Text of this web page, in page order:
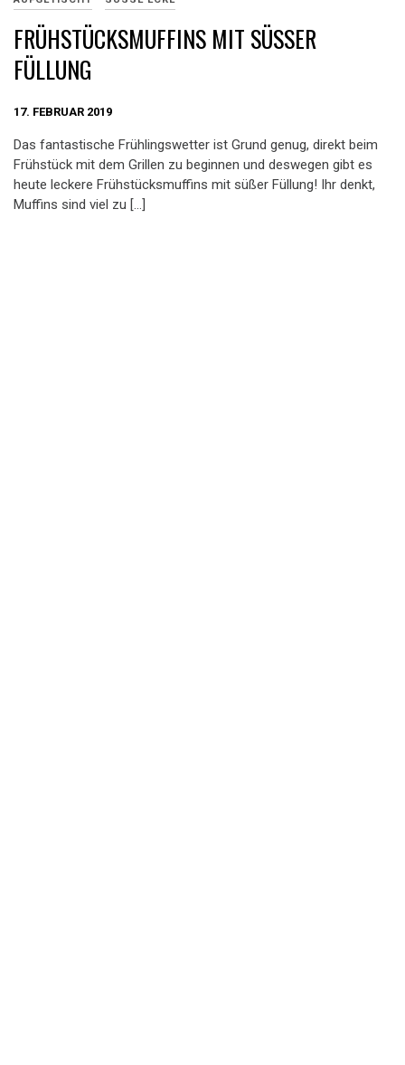
FRÜHSTÜCKSMUFFINS MIT SÜSSER F
ÜLLUNG
17. FEBRUAR 2019
Das fantastische Frühlingswetter ist Grund genug, direkt beim
Frühstück mit dem Grillen zu beginnen und deswegen gibt es
heute leckere Frühstücksmuffins mit süßer Füllung! Ihr denkt,
Muffins sind viel zu […]